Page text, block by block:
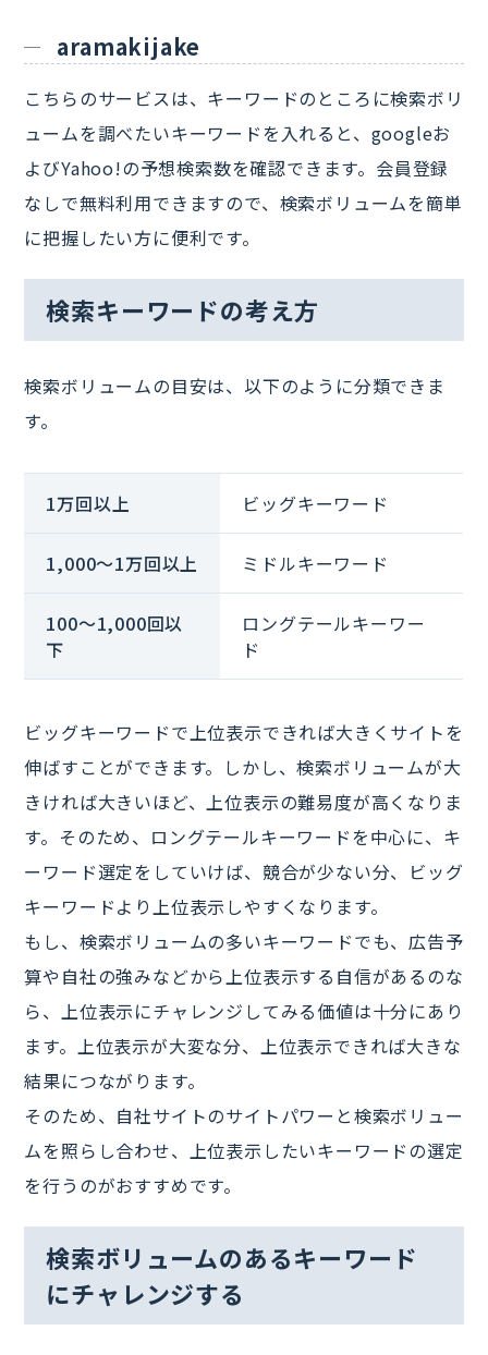
aramakijake
こちらのサービスは、キーワードのところに検索ボリ
ュームを調べたいキーワードを入れると、googleお
よびYahoo!の予想検索数を確認できます。会員登録
なしで無料利用できますので、検索ボリュームを簡単
に把握したい方に便利です。
検索キーワードの考え方
検索ボリュームの目安は、以下のように分類できま
す。
1万回以上 ビッグキーワード
1,000～1万回以上 ミドルキーワード
100～1,000回以
下
ロングテールキーワー
ド
ビッグキーワードで上位表示できれば大きくサイトを
伸ばすことができます。しかし、検索ボリュームが大
きければ大きいほど、上位表示の難易度が高くなりま
す。そのため、ロングテールキーワードを中心に、キ
ーワード選定をしていけば、競合が少ない分、ビッグ
キーワードより上位表示しやすくなります。
もし、検索ボリュームの多いキーワードでも、広告予
算や自社の強みなどから上位表示する自信があるのな
ら、上位表示にチャレンジしてみる価値は十分にあり
ます。上位表示が大変な分、上位表示できれば大きな
結果につながります。
そのため、自社サイトのサイトパワーと検索ボリュー
ムを照らし合わせ、上位表示したいキーワードの選定
を行うのがおすすめです。
検索ボリュームのあるキーワード
にチャレンジする